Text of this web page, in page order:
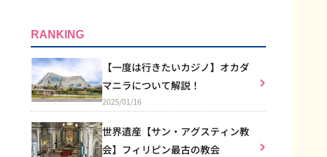
RANKING
【一度は行きたいカジノ】オカダ
マニラについて解説！
2025/01/16
世界遺産【サン・アグスティン教
会】フィリピン最古の教会